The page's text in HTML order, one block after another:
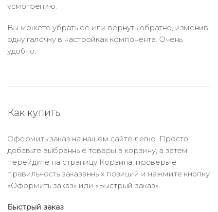
усмотрению.
Вы можете убрать её или вернуть обратно, изменив
одну галочку в настройках компонента. Очень
удобно.
Как купить
Оформить заказ на нашем сайте легко. Просто
добавьте выбранные товары в корзину, а затем
перейдите на страницу Корзина, проверьте
правильность заказанных позиций и нажмите кнопку
«Оформить заказ» или «Быстрый заказ».
Быстрый заказ